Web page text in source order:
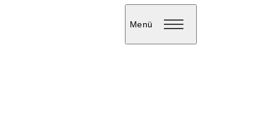
Menü